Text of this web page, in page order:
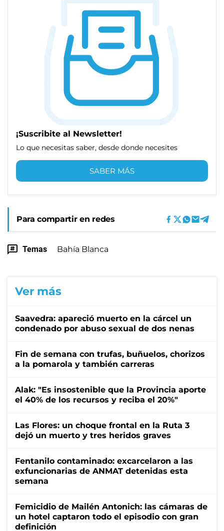
¡Suscribite al Newsletter!
Lo que necesitas saber, desde donde necesites
SABER MÁS
Para compartir en redes
Temas Bahía Blanca
Ver más
Saavedra: apareció muerto en la cárcel un
condenado por abuso sexual de dos nenas
Fin de semana con trufas, buñuelos, chorizos
a la pomarola y también carreras
Alak: "Es insostenible que la Provincia aporte
el 40% de los recursos y reciba el 20%"
Las Flores: un choque frontal en la Ruta 3
dejó un muerto y tres heridos graves
Fentanilo contaminado: excarcelaron a las
exfuncionarias de ANMAT detenidas esta
semana
Femicidio de Mailén Antonich: las cámaras de
un hotel captaron todo el episodio con gran
definición